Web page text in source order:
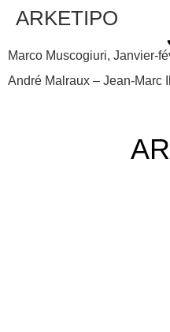
ARKETIPO
Marco Muscogiuri, Janvier-
André Malraux – Jean-Marc